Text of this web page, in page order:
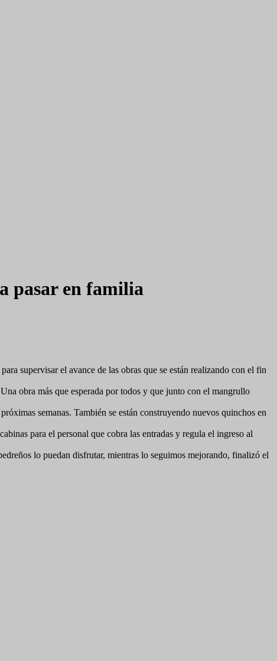
pasar en familia
supervisar el avance de las obras que se están realizando con el fin
obra más que esperada por todos y que junto con el mangrullo
semanas. También se están construyendo nuevos quinchos en
para el personal que cobra las entradas y regula el ingreso al
lo puedan disfrutar, mientras lo seguimos mejorando, finalizó el